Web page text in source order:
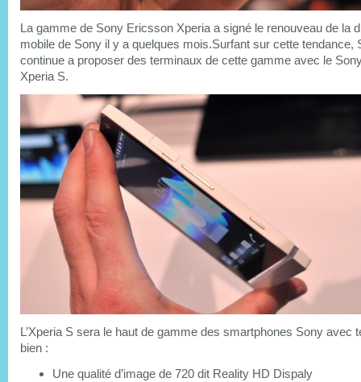
La gamme de Sony Ericsson Xperia a signé le renouveau de la
mobile de Sony il y a quelques mois.Surfant sur cette tendance,
continue a proposer des terminaux de cette gamme avec le
Xperia S.
L’Xperia S sera le haut de gamme des smartphones Sony avec
bien :
Une qualité d’image de 720 dit Reality HD Dispaly